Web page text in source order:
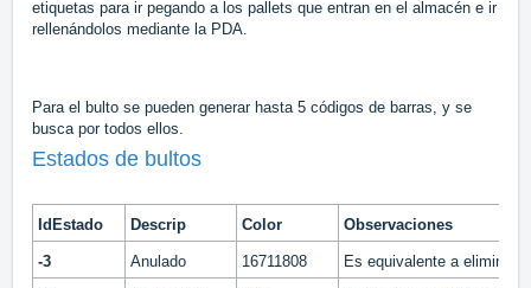
etiquetas para ir pegando a los pallets que entran en el almacén e ir
rellenándolos mediante la PDA.
Para el bulto se pueden generar hasta 5 códigos de barras, y se
busca por todos ellos.
Estados de bultos
IdEstado Descrip Color Observaciones
-3 Anulado 16711808 Es equivalente a eliminarlo